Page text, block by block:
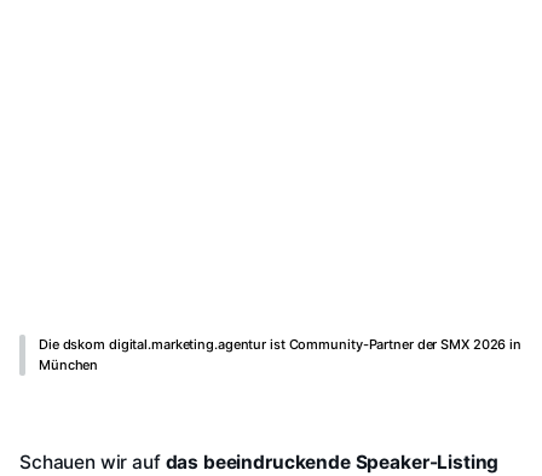
Die dskom digital.marketing.agentur ist Community-Partner der SMX 2026 in
München
Schauen wir auf das beeindruckende Speaker-Listing